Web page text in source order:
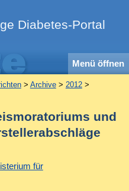
Diabetes-Portal
Menü öffnen
> Archive> 2012>
und
für